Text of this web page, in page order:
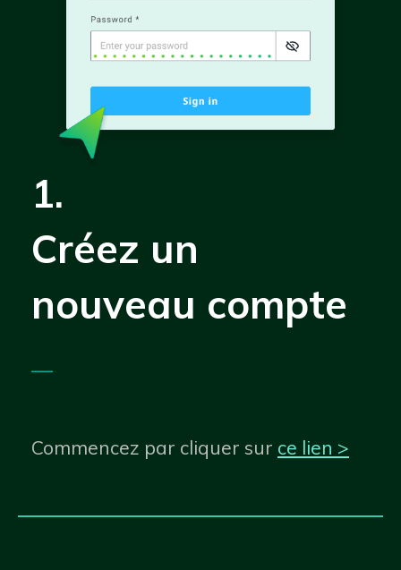
1.
Créez un
nouveau compte
—
Commencez par cliquer sur ce lien >